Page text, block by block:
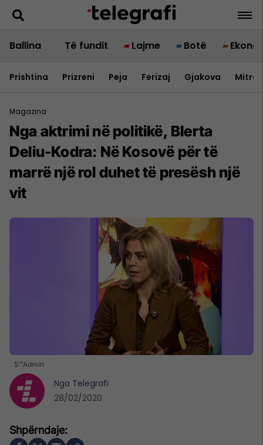
Ballina Të fundit Lajme Botë
Prishtina Prizreni Peja Ferizaj Gjakova
Magazina
Nga aktrimi në politikë, Blerta
Deliu-Kodra: Në Kosovë për të
marrë një rol duhet të presësh një
vit
5:"Admin
Nga Telegrafi
28/02/2020